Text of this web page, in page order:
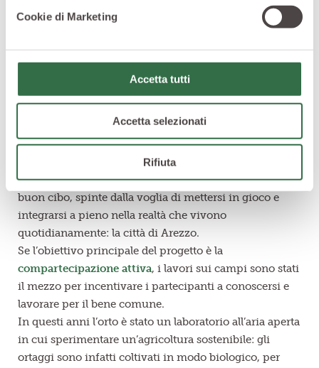
Cookie di Marketing
Accetta tutti
Accetta selezionati
Rifiuta
P-Orto in cittàha ospitato un gran
numero di volontari, disabili, associazioni, studenti e
migranti, ma anche workshop, attività ed eventi.
Tantissime persone unite dall’amore per la terra e il
buon cibo, spinte dalla voglia di mettersi in gioco e
integrarsi a pieno nella realtà che vivono
quotidianamente: la città di Arezzo.
Se l’obiettivo principale del progetto è la
compartecipazione attiva, i lavori sui campi sono stati
il mezzo per incentivare i partecipanti a conoscersi e
lavorare per il bene comune.
In questi anni l’orto è stato un laboratorio all’aria aperta
in cui sperimentare un’agricoltura sostenibile: gli
ortaggi sono infatti coltivati in modo biologico, per